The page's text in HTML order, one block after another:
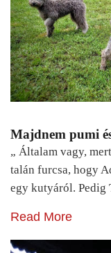
Majdnem pumi
„ Általam vagy,
talán furcsa, hogy
egy kutyáról.
Read More